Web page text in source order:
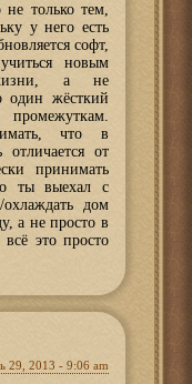
только тем,
у него есть
софт,
новым
а не
один жёсткий
что в
от
принимать
ты выехал с
дом
а не просто в
это просто
29, 2013 - 9:06 am